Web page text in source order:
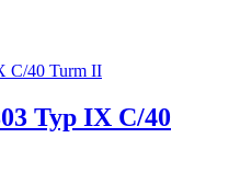
Typ IX C/40